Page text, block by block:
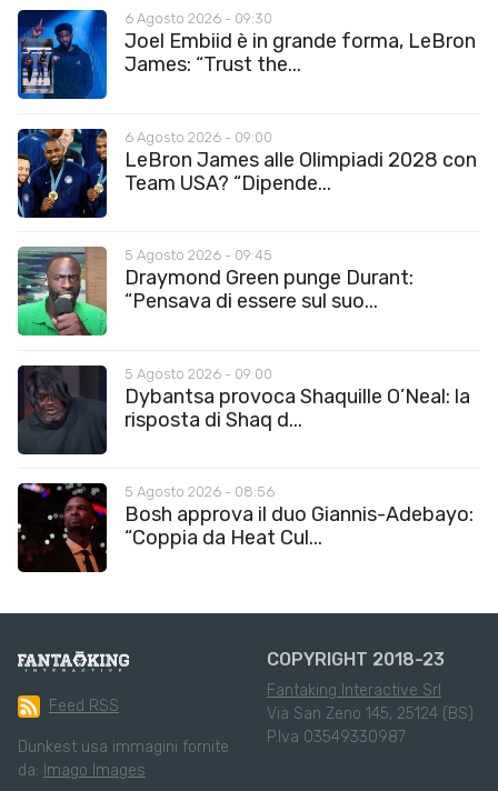
6 Agosto 2026 - 09:30
Joel Embiid è in grande forma, LeBron
James: “Trust the...
6 Agosto 2026 - 09:00
LeBron James alle Olimpiadi 2028 con
Team USA? “Dipende...
5 Agosto 2026 - 09:45
Draymond Green punge Durant:
“Pensava di essere sul suo...
5 Agosto 2026 - 09:00
Dybantsa provoca Shaquille O’Neal: la
risposta di Shaq d...
5 Agosto 2026 - 08:56
Bosh approva il duo Giannis-Adebayo:
“Coppia da Heat Cul...
Feed RSS
Dunkest usa immagini fornite
da: Imago Images
COPYRIGHT 2018-23
Fantaking Interactive Srl
Via San Zeno 145, 25124 (BS)
P.Iva 03549330987